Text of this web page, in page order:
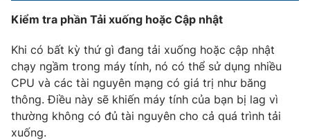
Cơ quan chủ quản:Đài Truyền hình Việt Nam
Giấy phép hoạt động báo in và báo điện tử số 483/GP-BTTTT
cấp ngày 29/12/2023
Tổng Biên tập:
Vũ Thanh Thủy
Phó Tổng Biên tập: Nguyễn Thị Mỹ Hạnh, Phạm Quốc Thắng,
Nguyễn Trọng Ninh
Kiểm tra phần Tải xuống hoặc Cập nhật
Khi có bất kỳ thứ gì đang tải xuống hoặc cập nhật
chạy ngầm trong máy tính, nó có thể sử dụng nhiều
CPU và các tài nguyên mạng có giá trị như băng
thông. Điều này sẽ khiến máy tính của bạn bị lag vì
thường không có đủ tài nguyên cho cả quá trình tải
xuống.